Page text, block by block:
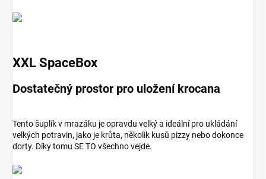
XXL SpaceBox
Dostatečný prostor pro uložení krocana
Tento šuplík v mrazáku je opravdu velký a ideální pro ukládání
velkých potravin, jako je krůta, několik kusů pizzy nebo dokonce
dorty. Díky tomu SE TO všechno vejde.